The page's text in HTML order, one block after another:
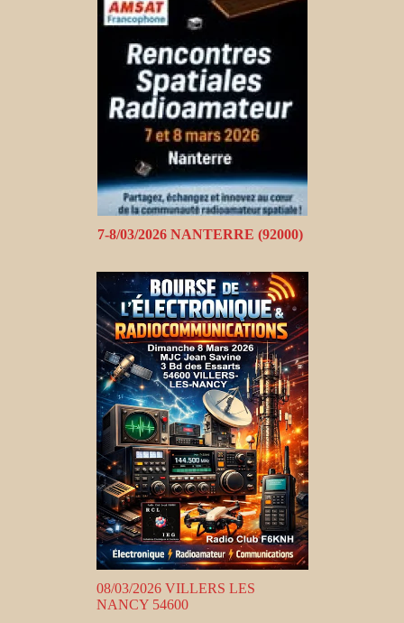
7-8/03/2026 NANTERRE (92000)
08/03/2026 VILLERS LES
NANCY 54600